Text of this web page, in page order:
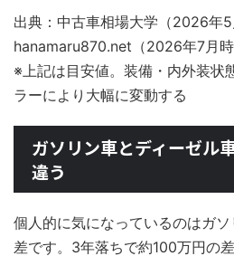
出典：中古車相場大学（2026年5
hanamaru870.net（2026年7月時
※上記は目安値。装備・内外装状
ラーにより大幅に変動する
ガソリン車とディーゼル
違う
個人的に気になっているのはガ
差です。3年落ちで約100万円の差